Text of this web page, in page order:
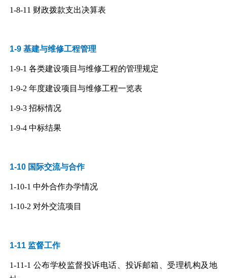
1-8-11 财政拨款支出决算表
1-9 基建与维修工程管理
1-9-1 各类建设项目与维修工程的管理规定
1-9-2 年度建设项目与维修工程一览表
1-9-3 招标情况
1-9-4 中标结果
1-10 国际交流与合作
1-10-1 中外合作办学情况
1-10-2 对外交流项目
1-11 监督工作
1-11-1 公布学校监督投诉电话、投诉邮箱、受理机构及地